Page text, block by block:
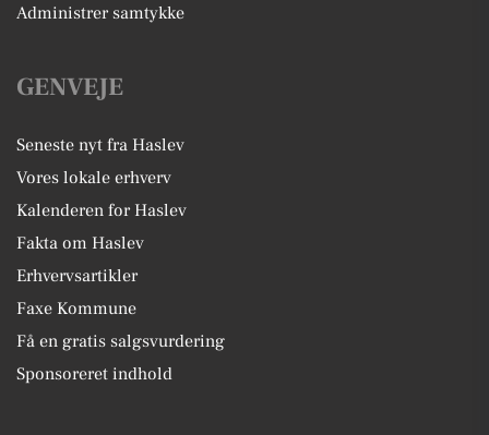
Administrer samtykke
GENVEJE
Seneste nyt fra Haslev
Vores lokale erhverv
Kalenderen for Haslev
Fakta om Haslev
Erhvervsartikler
Faxe Kommune
Få en gratis salgsvurdering
Sponsoreret indhold